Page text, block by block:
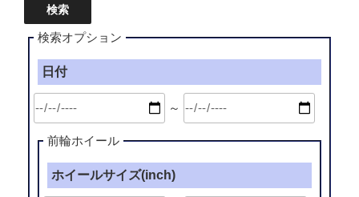
検索オプション
日付
～
前輪ホイール
ホイールサイズ(inch)